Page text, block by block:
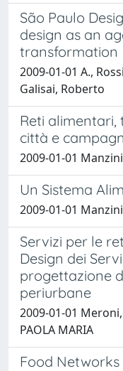
São Paulo
design as an
transformation
2009-01-01 A.,
Galisai, Roberto
Reti alimentari,
città e
2009-01-01
Un Sistema
2009-01-01
Servizi per le
Design dei
progettazione
periurbane
2009-01-01
PAOLA MARIA
Food Networks